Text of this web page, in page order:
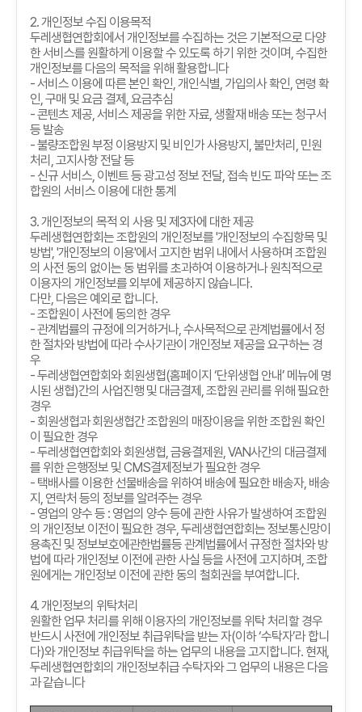
2.개인정보 수집 이용목적
두레생협연합회에서 개인정보를 수집하는 것은 기본적으로 다양
한 서비스를 원활하게 이용할 수 있도록 하기 위한 것이며,수집한
개인정보를 다음의 목적을 위해 활용합니다
-서비스 이용에 따른 본인 확인,개인식별, 가입의사 확인, 연령 확
인,구매 및 요금 결제 ,요금추심
-콘텐츠 제공,서비스 제공을 위한 자료,생활재 배송 또는 청구서
등 발송
-불량조합원 부정 이용방지 및 비인가 사용방지 ,불만처리 , 민원
처리 ,고지사항 전달 등
- 신규 서비스, 이벤트 등 광고성 정보 전달, 접속 빈도 파악 또는 조
합원의 서비스 이용에 대한 통계
3.개인정보의 목적 외 사용 및 제3자에 대한 제공
두레생협연합회는 조합원의 개인정보를'개인정보의 수집항목 및
방법', '개인정보의 이용'에서 고지한 범위 내에서 사용하며 조합원
의 사전 동의 없이는 동 범위를 초과하여 이용하거나 원칙적으로
이용자의 개인정보를 외부에 제공하지 않습니다.
다만, 다음은 예외로 합니다.
-조합원이 사전에 동의한 경우
-관계법률의 규정에 의거하거나,수사목적으로 관계법률에서 정
한 절차와 방법에 따라 수사기관이 개인정보 제공을 요구하는 경
우
-두레생협연합회와 회원생협(홈페이지 ‘단위생협 안내’ 메뉴에 명
시된 생협)간의 사업진행 및 대금결제 ,조합원 관리를 위해 필요한
경우
- 회원생협과 회원생협간 조합원의 매장이용을 위한 조합원 확인
이 필요한 경우
-두레생협연합회와 회원생협,금융결제원, VAN사간의 대금결제
를 위한 은행정보 및CMS결제정보가 필요한 경우
- 택배사를 이용한 선물배송을 위하여 배송에 필요한 배송자, 배송
지 , 연락처 등의 정보를 알려주는 경우
- 영업의 양수 등 : 영업의 양수 등에 관한 사유가 발생하여 조합원
의 개인정보 이전이 필요한 경우,두레생협연합회는 정보통신망이
용촉진 및 정보보호에관한법률등 관계법률에서 규정한 절차와 방
법에 따라 개인정보 이전에 관한 사실 등을 사전에 고지하며,조합
원에게는 개인정보 이전에 관한 동의 철회권을 부여합니다.
4.개인정보의 위탁처리
원활한 업무 처리를 위해 이용자의 개인정보를 위탁 처리할 경우
반드시 사전에 개인정보 취급위탁을 받는 자(이하‘수탁자’라 합니
다)와 개인정보 취급위탁을 하는 업무의 내용을 고지합니다. 현재,
두레생협연합회의 개인정보취급 수탁자와 그 업무의 내용은 다음
과 같습니다